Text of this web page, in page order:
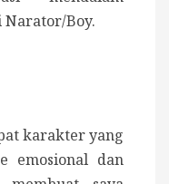
Boy.
karakter yang
emosional dan